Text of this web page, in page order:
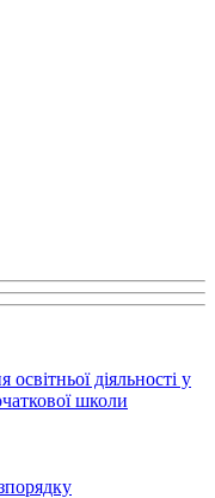
діяльності у
школи